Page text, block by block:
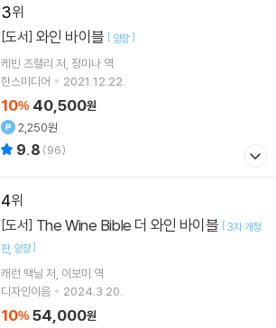
3
[도서] 와인 바이블 [ 양장]
케빈 즈랠리 저 정미나 역
한스미디어
2021.12.22.
10% 40,500원
2,250원
9.8 (96)
4
[도서] The Wine Bible 더 와인 바이블 [3차 개정
판 양장]
캐런 맥닐 저 이보미 역
디자인이음
2024.3.20.
10% 54,000원